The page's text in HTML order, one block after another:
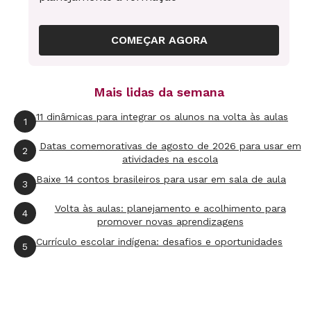
legislação, destacando o atendimento
educacional especializado (AEE). No final, falam
públicas e os projetos escolares no
atendimento a alunos com necessidades
educacionais especiais (NEE).
Site
www.educacaointegral.org.br
COMEÇAR AGORA
Mais lidas da semana
1 11 dinâmicas para integrar os alunos na volta às aulas
2
Datas comemorativas de agosto de 2026 para usar em
atividades na escola
3 Baixe 14 contos brasileiros para usar em sala de aula
4
Volta às aulas: planejamento e acolhimento para
promover novas aprendizagens
5 Currículo escolar indígena: desafios e oportunidades